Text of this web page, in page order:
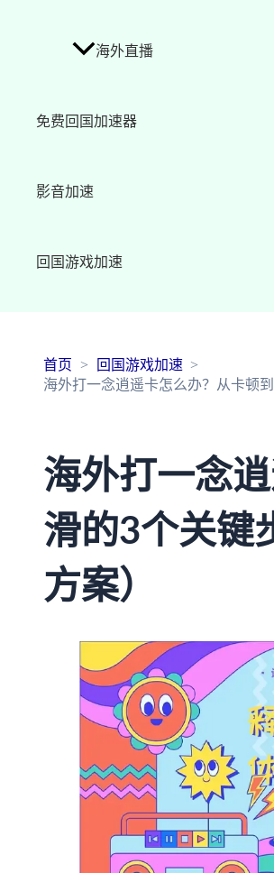
海外直播
免费回国加速器
影音加速
回国游戏加速
首页
回国游戏加速
海外打一念逍遥卡怎么办？从卡顿
海外打一念
滑的3个关键
方案）